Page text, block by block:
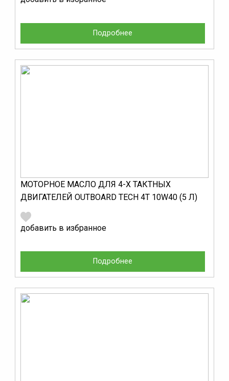
Подробнее
МОТОРНОЕ МАСЛО ДЛЯ 4-Х ТАКТНЫХ
ДВИГАТЕЛЕЙ OUTBOARD TECH 4T 10W40 (5 Л)
Подробнее
добавить в избранное